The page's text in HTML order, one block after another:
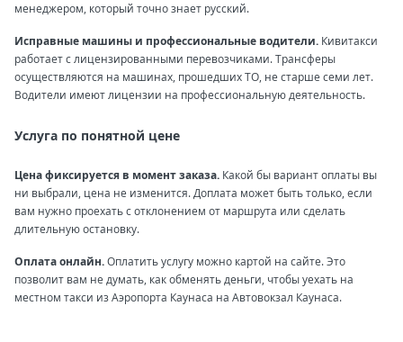
менеджером, который точно знает русский.
Исправные машины и профессиональные водители. Кивитакси
работает с лицензированными перевозчиками. Трансферы
осуществляются на машинах, прошедших ТО, не старше семи лет.
Водители имеют лицензии на профессиональную деятельность.
Услуга по понятной цене
Цена фиксируется в момент заказа. Какой бы вариант оплаты вы
ни выбрали, цена не изменится. Доплата может быть только, если
вам нужно проехать с отклонением от маршрута или сделать
длительную остановку.
Оплата онлайн.Оплатить услугу можно картой на сайте. Это
позволит вам не думать, как обменять деньги, чтобы уехать на
местном такси из Аэропорта Каунаса на Автовокзал Каунаса.